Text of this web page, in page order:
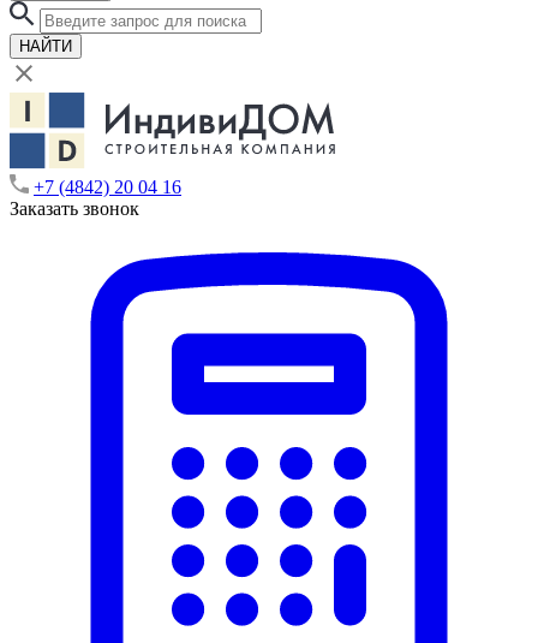
НАЙТИ
+7 (4842) 20 04 16
Заказать звонок